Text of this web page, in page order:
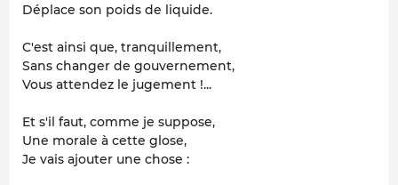
Déplace son poids de liquide.
C'est ainsi que, tranquillement,
Sans changer de gouvernement,
Vous attendez le jugement !...
Et s'il faut, comme je suppose,
Une morale à cette glose,
Je vais ajouter une chose :